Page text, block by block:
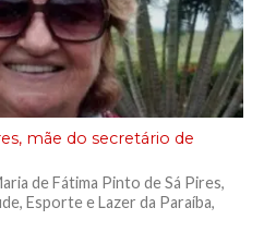
mãe do secretário de
de Fátima Pinto de Sá Pires,
Esporte e Lazer da Paraíba,